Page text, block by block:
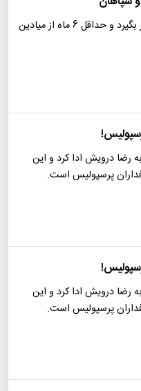
ستاره سپاهان باید تحت عمل جراحی قرار بگیرد و حداقل 6 ماه از میادین
رضا درویش ادا کرد و این
پرسپولیس است.
رضا درویش ادا کرد و این
پرسپولیس است.